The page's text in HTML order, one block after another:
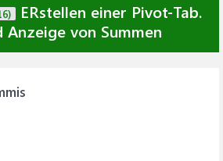
ERstellen einer Pivot-Tab.
Anzeige von Summen